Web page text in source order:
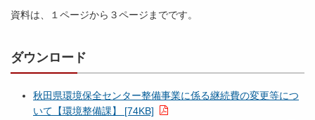
資料は、１ページから３ページまでです。
ダウンロード
秋田県環境保全センター整備事業に係る継続費の変更等につ
いて【環境整備課】 [74KB]